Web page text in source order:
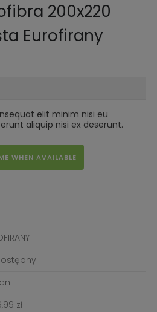
200x220
Eurofirany
elit minim nisi eu
aliquip nisi ex deserunt.
WHEN AVAILABLE
zł